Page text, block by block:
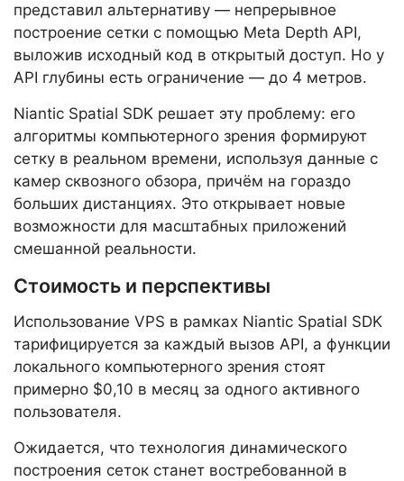
представил альтернативу — непрерывное
построение сетки с помощью Meta Depth API,
выложив исходный код в открытый доступ. Но у
API глубины есть ограничение — до 4 метров.
Niantic Spatial SDK решает эту проблему: его
алгоритмы компьютерного зрения формируют
сетку в реальном времени, используя данные с
камер сквозного обзора, причём на гораздо
больших дистанциях. Это открывает новые
возможности для масштабных приложений
смешанной реальности.
Стоимость и перспективы
Использование VPS в рамках Niantic Spatial SDK
тарифицируется за каждый вызов API, а функции
локального компьютерного зрения стоят
примерно $0,10 в месяц за одного активного
пользователя.
Ожидается, что технология динамического
построения сеток станет востребованной в